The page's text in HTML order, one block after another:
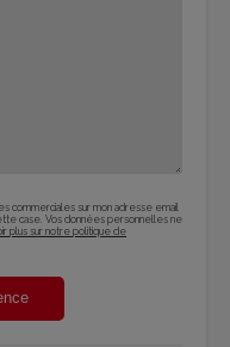
commerciales sur mon adresse email
case. Vos données personnelles ne
plus sur notre politique de